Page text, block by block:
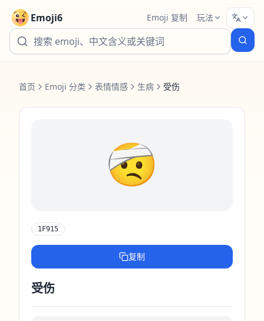
Emoji6 Emoji 复制 玩法
首页 Emoji 分类 表情情感 生病 受伤
🤕
1F915
复制
受伤